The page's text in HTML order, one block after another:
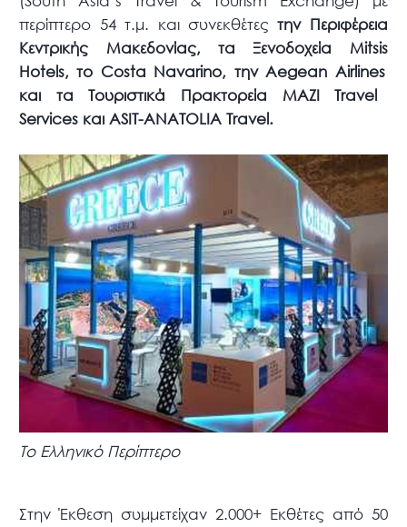
περίπτερο 54 τ.μ. και συνεκθέτεςτην Περιφέρεια
Κεντρικής Μακεδονίας, τα Ξενοδοχεία Mitsis
Hotels, το Costa Navarino, την Aegean Airlines
και τα Τουριστικά Πρακτορεία MAZITravel
Services και ASIT-ANATOLIA Travel.
Το Ελληνικό Περίπτερο
Στην Έκθεση συμμετείχαν 2.000+ Εκθέτες από 50